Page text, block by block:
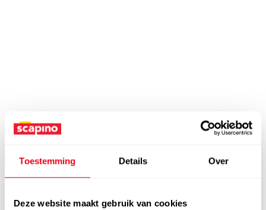
Toestemming Details Over
Deze website maakt gebruik van cookies